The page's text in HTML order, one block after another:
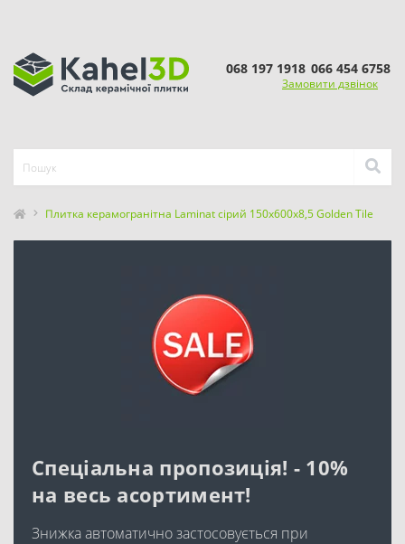
068 197 1918 066 454 6758
Замовити дзвінок
Плитка керамогранітна Laminat сірий 150x600x8,5 Golden Tile
Спеціальна пропозиція! - 10%
на весь асортимент!
Знижка автоматично застосовується при